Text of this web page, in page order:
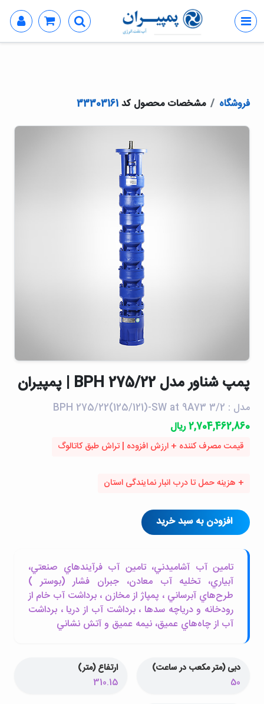
فروشگاه مشخصات محصول کد33303161
پمپ شناور مدل BPH 275/22 | پمپیران
مدل : BPH 275/22(125/121)-SW at 9A73 3/2
2,704,462,860 ریال
قیمت مصرف کننده + ارزش افزوده | تراش طبق کاتالوگ
+ هزینه حمل تا درب انبار نمایندگی استان
افزودن به سبد خرید
تامين آب آشاميدني، تامين آب فرآيندهاي صنعتي،
آبياري، تخليه آب معادن، جبران فشار (بوستر )
طرح‌هاي آبرساني ، پمپاژ از مخازن ، برداشت آب خام از
رودخانه و درياچه سدها ، برداشت آب از دريا ، برداشت
آب از چاه‌هاي عميق، نيمه عميق و آتش نشاني
دبی (متر مکعب در ساعت)
50
ارتفاع (متر)
310.15